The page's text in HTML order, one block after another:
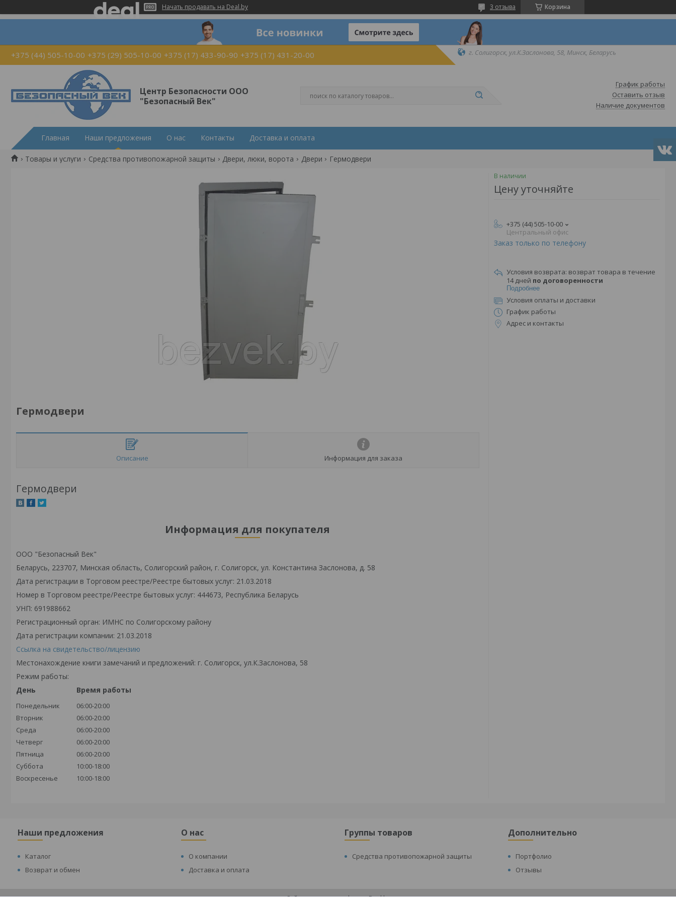
Начать продавать на Deal.by Корзина
3 отзыва
+375 (44) 505-10-00 +375 (29) 505-10-00 +375 (17) 433-90-90 +375 (17) 431-20-00 г. Солигорск, ул.К.Заслонова, 58, Минск, Беларусь
Центр Безопасности ООО
"Безопасный Век"
График работы
Оставить отзыв
Наличие документов
Главная Наши предложения О нас Контакты Доставка и оплата
Товары и услуги Средства противопожарной защиты Двери, люки, ворота Двери Гермодвери
Гермодвери
Описание Информация для заказа
Гермодвери
Информация для покупателя
ООО "Безопасный Век"
Беларусь, 223707, Минская область, Солигорский район, г. Солигорск, ул. Константина Заслонова, д. 58
Дата регистрации в Торговом реестре/Реестре бытовых услуг: 21.03.2018
Номер в Торговом реестре/Реестре бытовых услуг: 444673, Республика Беларусь
УНП: 691988662
Регистрационный орган: ИМНС по Солигорскому району
Дата регистрации компании: 21.03.2018
Ссылка на свидетельство/лицензию
Местонахождение книги замечаний и предложений: г. Солигорск, ул.К.Заслонова, 58
Режим работы:
День
Время работы
Понедельник
06:00-20:00
Вторник
06:00-20:00
Среда
06:00-20:00
Четверг
06:00-20:00
Пятница
06:00-20:00
Суббота
10:00-18:00
Воскресенье
10:00-18:00
В наличии
Цену уточняйте
+375 (44) 505-10-00
Центральный офис
Заказ только по телефону
возврат товара в течение
14 дней по договоренности
Подробнее
Условия оплаты и доставки
График работы
Адрес и контакты
Наши предложения
Каталог
Возврат и обмен
О нас
О компании
Доставка и оплата
Группы товаров
Средства противопожарной защиты
Дополнительно
Портфолио
Отзывы
Сайт создан на платформе Deal.by